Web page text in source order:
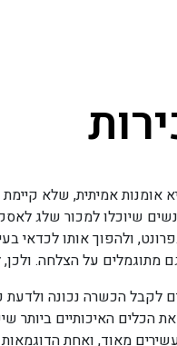
אומנות אמיתית, שלא
שיוכלו למכור שלג
ולהפוך אותו לכדאי
מתוגמלים על הצלחה.
לקבל הכשרה נכונה
הכלים האיכותיים
מאוד, ואחת